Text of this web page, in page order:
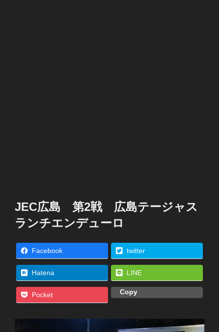
JEC広島 第2戦 広島テージャス
ランチエンデューロ
Facebook twitter
Hatena LINE
Pocket Copy